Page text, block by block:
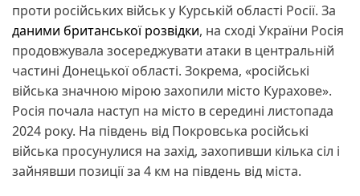
проти російських військ у Курській області Росії. За
даними британської розвідки, на сході України Росія
продовжувала зосереджувати атаки в центральній
частині Донецької області. Зокрема, «російські
війська значною мірою захопили місто Курахове».
Росія почала наступ на місто в середині листопада
2024 року. На південь від Покровська російські
війська просунулися на захід, захопивши кілька сіл і
зайнявши позиції за 4 км на південь від міста.